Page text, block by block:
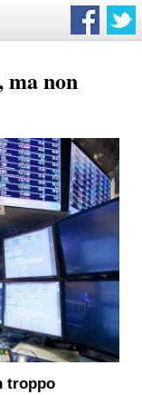
ma non
troppo